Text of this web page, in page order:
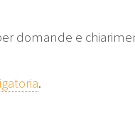
domande e
.